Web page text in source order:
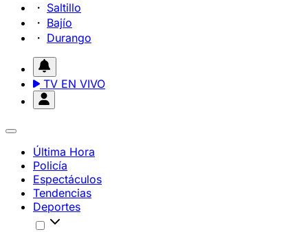
Saltillo
Bajío
Durango
TV EN VIVO
Última Hora
Policía
Espectáculos
Tendencias
Deportes